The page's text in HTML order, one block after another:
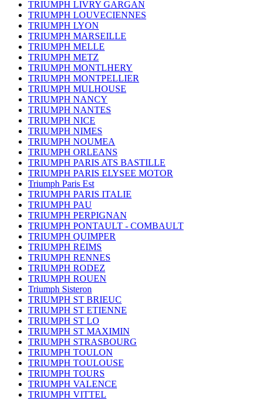
TRIUMPH LIVRY GARGAN
TRIUMPH LOUVECIENNES
TRIUMPH LYON
TRIUMPH MARSEILLE
TRIUMPH MELLE
TRIUMPH METZ
TRIUMPH MONTLHERY
TRIUMPH MONTPELLIER
TRIUMPH MULHOUSE
TRIUMPH NANCY
TRIUMPH NANTES
TRIUMPH NICE
TRIUMPH NIMES
TRIUMPH NOUMEA
TRIUMPH ORLEANS
TRIUMPH PARIS ATS BASTILLE
TRIUMPH PARIS ELYSEE MOTOR
Triumph Paris Est
TRIUMPH PARIS ITALIE
TRIUMPH PAU
TRIUMPH PERPIGNAN
TRIUMPH PONTAULT - COMBAULT
TRIUMPH QUIMPER
TRIUMPH REIMS
TRIUMPH RENNES
TRIUMPH RODEZ
TRIUMPH ROUEN
Triumph Sisteron
TRIUMPH ST BRIEUC
TRIUMPH ST ETIENNE
TRIUMPH ST LO
TRIUMPH ST MAXIMIN
TRIUMPH STRASBOURG
TRIUMPH TOULON
TRIUMPH TOULOUSE
TRIUMPH TOURS
TRIUMPH VALENCE
TRIUMPH VITTEL